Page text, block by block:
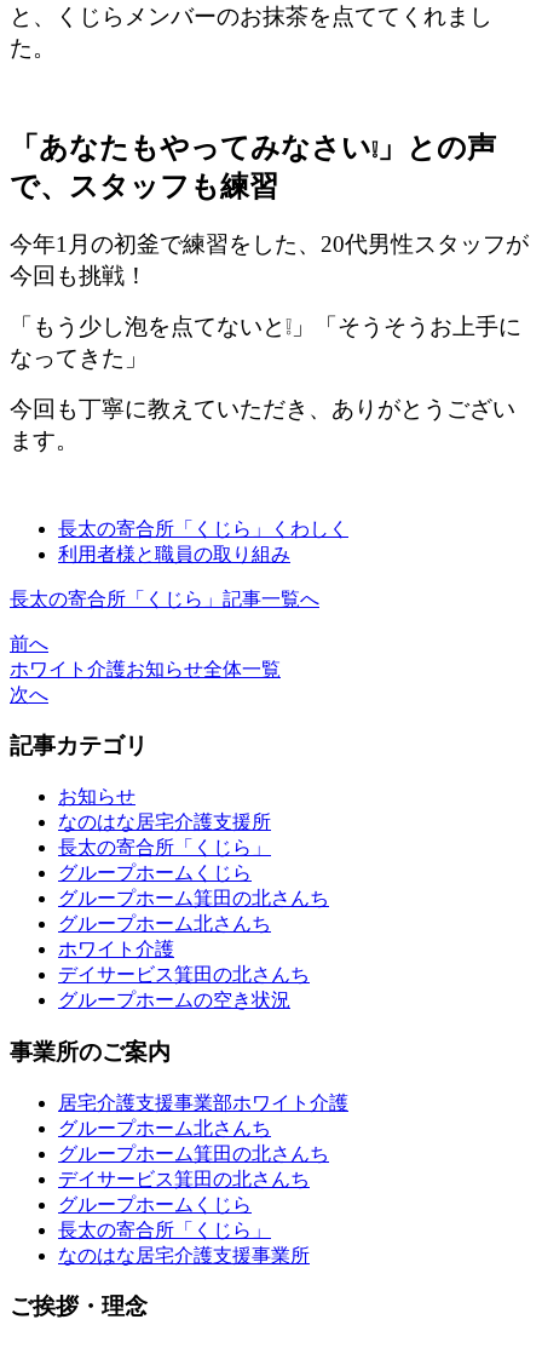
と、くじらメンバーのお抹茶を点ててくれまし
た。
「あなたもやってみなさい❕」との声
で、スタッフも練習
今年1月の初釜で練習をした、20代男性スタッフが
今回も挑戦！
「もう少し泡を点てないと❕」「そうそうお上手に
なってきた」
今回も丁寧に教えていただき、ありがとうござい
ます。
長太の寄合所「くじら」くわしく
利用者様と職員の取り組み
長太の寄合所「くじら」記事一覧へ
前へ
ホワイト介護お知らせ全体一覧
次へ
記事カテゴリ
お知らせ
なのはな居宅介護支援所
長太の寄合所「くじら」
グループホームくじら
グループホーム箕田の北さんち
グループホーム北さんち
ホワイト介護
デイサービス箕田の北さんち
グループホームの空き状況
事業所のご案内
居宅介護支援事業部ホワイト介護
グループホーム北さんち
グループホーム箕田の北さんち
デイサービス箕田の北さんち
グループホームくじら
長太の寄合所「くじら」
なのはな居宅介護支援事業所
ご挨拶・理念